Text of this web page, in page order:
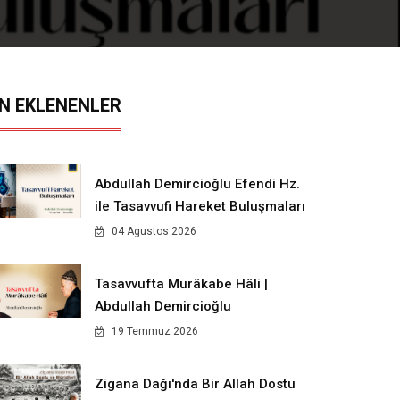
EKLENENLER
Abdullah Demircioğlu Efendi Hz.
ile Tasavvufi Hareket Buluşmaları
04 Agustos 2026
Tasavvufta Murâkabe Hâli |
Abdullah Demircioğlu
19 Temmuz 2026
Zigana Dağı'nda Bir Allah Dostu